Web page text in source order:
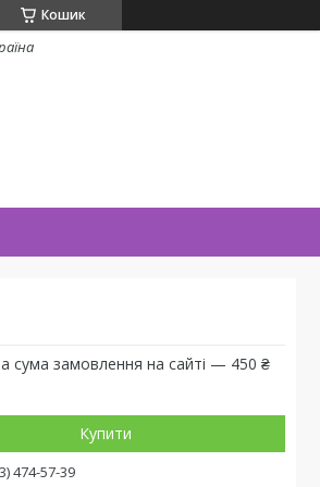
Кошик
сума замовлення на сайті — 450 ₴
Купити
474-57-39